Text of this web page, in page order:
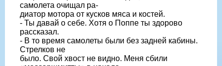
самолета очищал ра-
диатор мотора от кусков мяса и костей.
- Ты давай о себе. Хотя о Поппе ты здорово
рассказал.
- В то время самолеты были без задней кабины.
Стрелков не
было. Свой хвост не видно. Меня сбили